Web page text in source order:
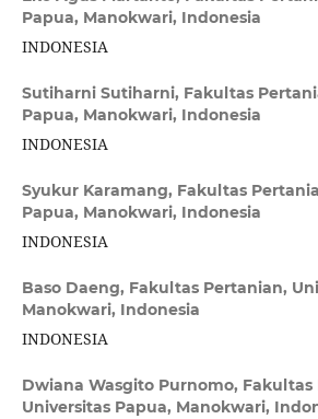
Papua, Manokwari, Indonesia
INDONESIA
Sutiharni Sutiharni, Fakultas
Papua, Manokwari, Indonesia
INDONESIA
Syukur Karamang, Fakultas
Papua, Manokwari, Indonesia
INDONESIA
Baso Daeng, Fakultas Pertanian,
Manokwari, Indonesia
INDONESIA
Dwiana Wasgito Purnomo, Fakultas
Universitas Papua, Manokwari,